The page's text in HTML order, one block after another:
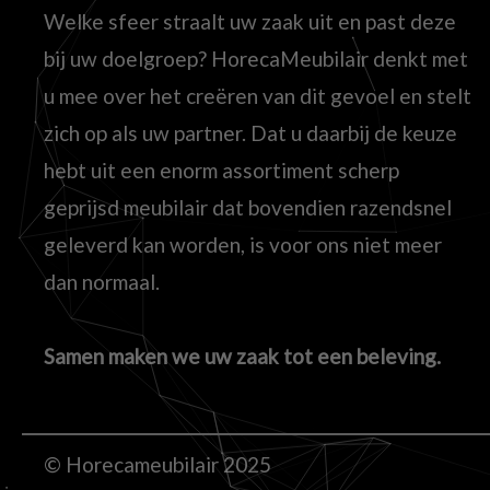
Welke sfeer straalt uw zaak uit en past deze
bij uw doelgroep? HorecaMeubilair denkt met
u mee over het creëren van dit gevoel en stelt
zich op als uw partner. Dat u daarbij de keuze
hebt uit een enorm assortiment scherp
geprijsd meubilair dat bovendien razendsnel
geleverd kan worden, is voor ons niet meer
dan normaal.
Samen maken we uw zaak tot een beleving.
© Horecameubilair 2025